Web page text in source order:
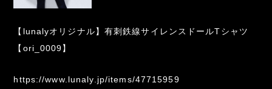
【lunalyオリジナル】有刺鉄線サイレンスドールTシャツ
【ori_0009】
https://www.lunaly.jp/items/47715959